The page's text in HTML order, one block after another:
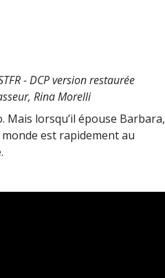
- DCP version restaurée
Rina Morelli
lorsqu’il épouse Barbara,
monde est rapidement au